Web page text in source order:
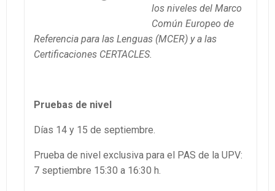
los niveles del Marco
Común Europeo de
Referencia para las Lenguas (MCER) y a las
Certificaciones CERTACLES.
Pruebas de nivel
Días 14 y 15 de septiembre.
Prueba de nivel exclusiva para el PAS de la UPV:
7 septiembre 15:30 a 16:30 h.